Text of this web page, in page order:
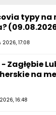
typy na
2026, 17:08
Zagłębie
na
16:48